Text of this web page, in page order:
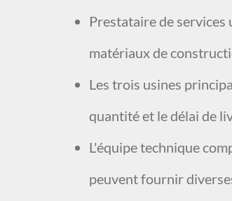
Prestataire de services
matériaux de
Les trois usines
quantité et le délai de
L'équipe technique
peuvent fournir